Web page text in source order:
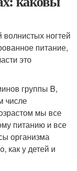
ногтей
питание,
это
группы B,
числе
мы все
питанию и все
организма
как у детей и